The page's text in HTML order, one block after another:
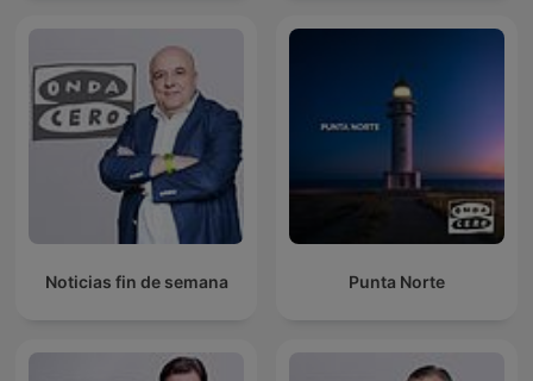
Noticias fin de semana Punta Norte